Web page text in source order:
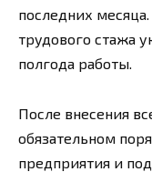
последних
трудового стажа
полгода работы.
После внесения
обязательном
предприятия и